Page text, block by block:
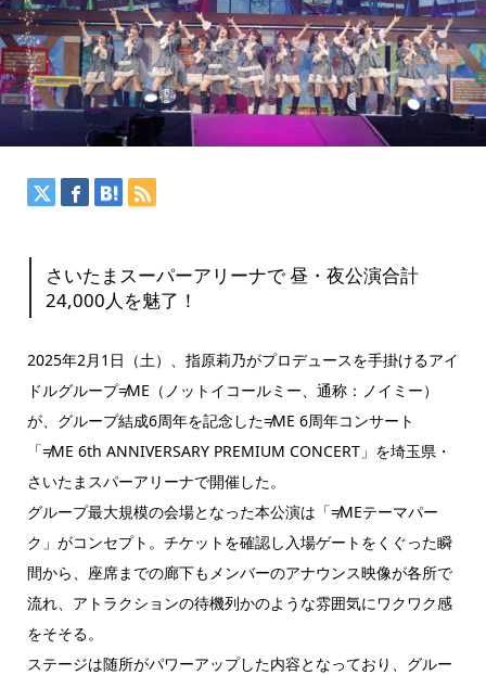
さいたまスーパーアリーナで 昼・夜公演合計
24,000人を魅了！
2025年2月1日（土）、指原莉乃がプロデュースを手掛けるアイ
ドルグループ≠ME（ノットイコールミー、通称：ノイミー）
が、グループ結成6周年を記念した≠ME 6周年コンサート
「≠ME 6th ANNIVERSARY PREMIUM CONCERT」を埼玉県・
さいたまスパーアリーナで開催した。
グループ最大規模の会場となった本公演は「≠MEテーマパー
ク」がコンセプト。チケットを確認し入場ゲートをくぐった瞬
間から、座席までの廊下もメンバーのアナウンス映像が各所で
流れ、アトラクションの待機列かのような雰囲気にワクワク感
をそそる。
ステージは随所がパワーアップした内容となっており、グルー